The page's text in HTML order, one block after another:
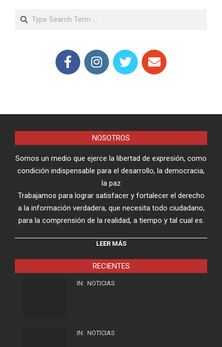
Search
NOSOTROS
Somos un medio que ejerce la libertad de expresión, como
condición indispensable para el desarrollo, la democracia,
la paz
Trabajamos para lograr satisfacer y fortalecer el derecho
a la información verdadera, que necesita todo ciudadano,
para la comprensión de la realidad, a tiempo y tal cual es.
LEER MÁS
RECIENTES
IN: NOTICIAS
IN: NOTICIAS